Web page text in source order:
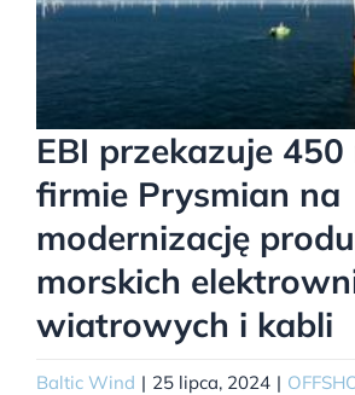
EBI przekazuje
firmie Prysmian na
modernizację
morskich
wiatrowych i kabli
Baltic Wind | 25 lipca, 2024 |